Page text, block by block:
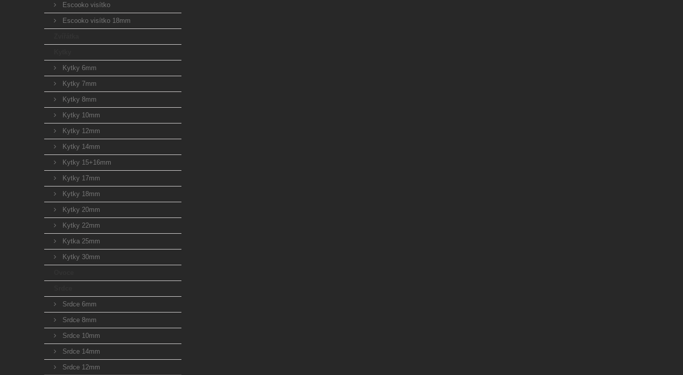
Escooko visítko
Escooko visítko 18mm
Kytky 6mm
Kytky 7mm
Kytky 8mm
Kytky 10mm
Kytky 12mm
Kytky 14mm
Kytky 15+16mm
Kytky 17mm
Kytky 18mm
Kytky 20mm
Kytky 22mm
Kytka 25mm
Kytky 30mm
Srdce 6mm
Srdce 8mm
Srdce 10mm
Srdce 14mm
Srdce 12mm